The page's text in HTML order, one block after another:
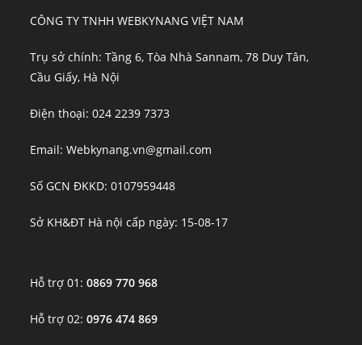
CÔNG TY TNHH WEBKYNANG VIỆT NAM
Trụ sở chính: Tầng 6, Tòa Nhà Sannam, 78 Duy Tân,
Cầu Giấy, Hà Nội
Điện thoại: 024 2239 7373
Email: Webkynang.vn@gmail.com
Số GCN ĐKKD: 0107959448
Sở KH&ĐT Hà nội cấp ngày: 15-08-17
Hỗ trợ 01:0869 770 968
Hỗ trợ 02:0976 474 869